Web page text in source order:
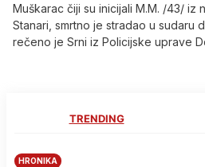
Muškarac čiji su inicijali M.M. /43/ iz
Stanari, smrtno je stradao u sudaru
rečeno je Srni iz Policijske uprave
TRENDING
HRONIKA